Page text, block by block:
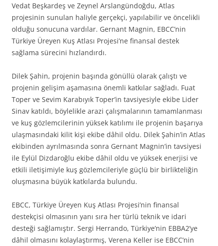
Vedat Beşkardeş ve Zeynel Arslangündoğdu, Atlas
projesinin sunulan haliyle gerçekçi, yapılabilir ve öncelikli
olduğu sonucuna vardılar. Gernant Magnin, EBCC’nin
Türkiye Üreyen Kuş Atlası Projesi’ne finansal destek
sağlama sürecini hızlandırdı.
Dilek Şahin, projenin başında gönüllü olarak çalıştı ve
projenin gelişim aşamasına önemli katkılar sağladı. Fuat
Toper ve Sevim Karabıyık Toper’in tavsiyesiyle ekibe Lider
Sinav katıldı, böylelikle arazi çalışmalarının tamamlanması
ve kuş gözlemcilerinin yüksek katılımı ile projenin başarıya
ulaşmasındaki kilit kişi ekibe dâhil oldu. Dilek Şahin’in Atlas
ekibinden ayrılmasında sonra Gernant Magnin’in tavsiyesi
ile Eylül Dizdaroğlu ekibe dâhil oldu ve yüksek enerjisi ve
etkili iletişimiyle kuş gözlemcileriyle güçlü bir birlikteliğin
oluşmasına büyük katkılarda bulundu.
EBCC, Türkiye Üreyen Kuş Atlası Projesi’nin finansal
destekçisi olmasının yanı sıra her türlü teknik ve idari
desteği sağlamıştır. Sergi Herrando, Türkiye’nin EBBA2’ye
dâhil olmasını kolaylaştırmış, Verena Keller ise EBCC’nin